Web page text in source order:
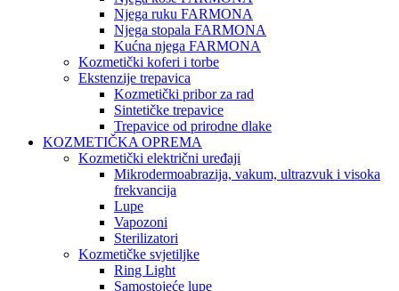
Njega ruku FARMONA
Njega stopala FARMONA
Kućna njega FARMONA
Kozmetički koferi i torbe
Ekstenzije trepavica
Kozmetički pribor za rad
Sintetičke trepavice
Trepavice od prirodne dlake
KOZMETIČKA OPREMA
Kozmetički električni uređaji
Mikrodermoabrazija, vakum, ultrazvuk i visoka
frekvancija
Lupe
Vapozoni
Sterilizatori
Kozmetičke svjetiljke
Ring Light
Samostojeće lupe